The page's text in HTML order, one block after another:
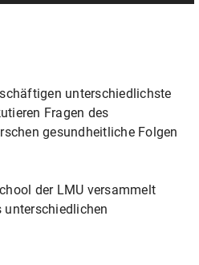
unterschiedlichste
Fragen des
gesundheitliche Folgen
der LMU versammelt
unterschiedlichen